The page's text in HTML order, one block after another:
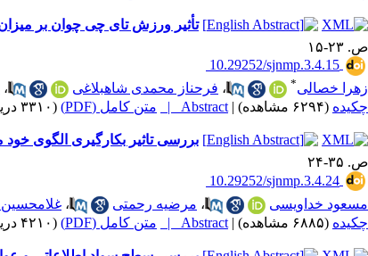
تأثیر ورزش تای چی چوان بر
ص. ۲۳-۱۵
‎ 10.29252/sjnmp.3.4.15
زهرا خصالی* ، فرحناز محمدی شاهبلاغی ،
چکیده (۶۲۹۴ مشاهده) |
Abstract | متن کامل (PDF) (۳۳۱۰ دریافت)
بررسی تاثیر بکارگیری الگوی خود
ص. ۳۵-۲۴
‎ 10.29252/sjnmp.3.4.24
مسعود خداویسی
، مرضیه رحمتی ، غلامحسین
چکیده (۶۸۸۵ مشاهده) |
Abstract | متن کامل (PDF) (۴۲۱۰ دریافت)